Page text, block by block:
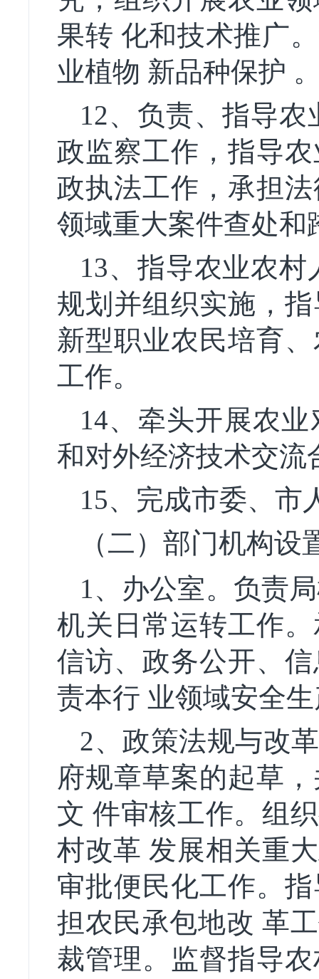
果转 化和技术推广
业植物 新品种保护
12、负责、指导
政监察工作，指导
政执法工作，承担
领域重大案件查处和
13、指导农业农
规划并组织实施，
新型职业农民培育
工作。
14、牵头开展农
和对外经济技术交流
15、完成市委、市
（二）部门机构设
1、办公室。负责
机关日常运转工作
信访、政务公开、
责本行 业领域安全
2、政策法规与改
府规章草案的起草
文 件审核工作。组
村改革 发展相关重
审批便民化工作。
担农民承包地改 革
裁管理。监督指导